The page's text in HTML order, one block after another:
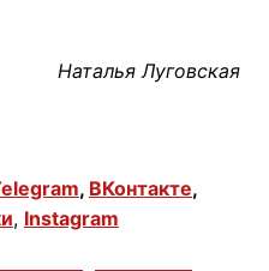
Наталья Луговская
, ВКонтакте,
, Instagram